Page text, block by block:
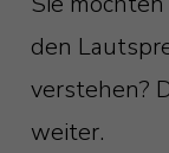
den
verstehen?
weiter.